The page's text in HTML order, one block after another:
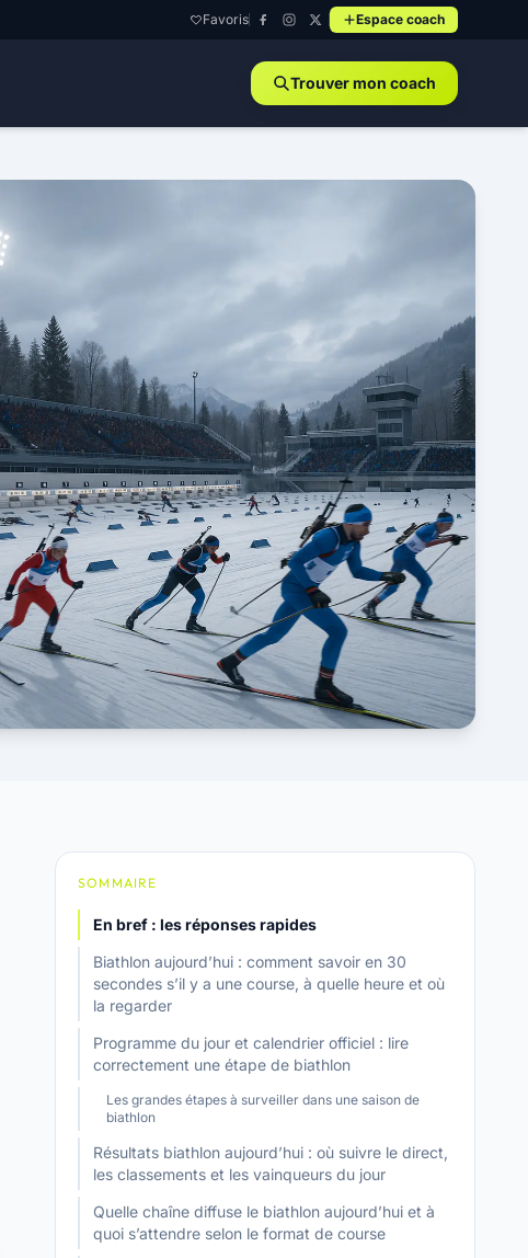
Favoris Espace coach
Trouver mon coach
SOMMAIRE
En bref : les réponses rapides
Biathlon aujourd’hui : comment savoir en 30
secondes s’il y a une course, à quelle heure et où
la regarder
Programme du jour et calendrier officiel : lire
correctement une étape de biathlon
Les grandes étapes à surveiller dans une saison de
biathlon
Résultats biathlon aujourd’hui : où suivre le direct,
les classements et les vainqueurs du jour
Quelle chaîne diffuse le biathlon aujourd’hui et à
quoi s’attendre selon le format de course